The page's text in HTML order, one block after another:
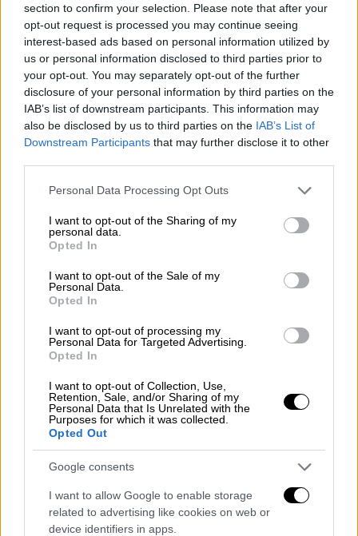
section to confirm your selection. Please note that after your
opt-out request is processed you may continue seeing
interest-based ads based on personal information utilized by
us or personal information disclosed to third parties prior to
your opt-out. You may separately opt-out of the further
disclosure of your personal information by third parties on the
IAB’s list of downstream participants. This information may
also be disclosed by us to third parties on the IAB’s List of
Downstream Participants that may further disclose it to other
Please note that this website/app uses one or more Google
not limited to your visit or usage behaviour. You may click to
grant or deny consent to Google and its third-party tags to
use your data for below specified purposes in below Google
consent section.
Personal Data Processing Opt Outs
I want to opt-out of the Sharing of my
personal data.
Opted In
I want to opt-out of the Sale of my
Personal Data.
Opted In
I want to opt-out of processing my
Personal Data for Targeted Advertising.
Opted In
I want to opt-out of Collection, Use,
Retention, Sale, and/or Sharing of my
Personal Data that Is Unrelated with the
Purposes for which it was collected.
Opted Out
Google consents
I want to allow Google to enable storage
related to advertising like cookies on web or
device identifiers in apps.
Ελλάδα|17.09.2024 14:34
Μεσολόγγι: Άγριος καυγάς 10χρονων
κοριτσιών - Συνελήφθησαν οι γονείς
τους
Αλληλομηνύθηκαν οι γονείς των παιδιών
Ηράκλειο: Η οικογένεια της 17χρονης
προσφεύγει στη Δικαιοσύνη κατά
παντός υπευθύνου - «Δεχόταν bullying